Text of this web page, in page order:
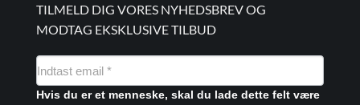
TILMELD DIG VORES NYHEDSBREV OG
MODTAG EKSKLUSIVE TILBUD
NYHEDSMAIL
FORMULAR
Hvis du er et menneske, skal du lade dette felt være